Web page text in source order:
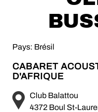
Pays: Brésil
CABARET
D'AFRIQUE
Club Balattou
4372 Boul St-